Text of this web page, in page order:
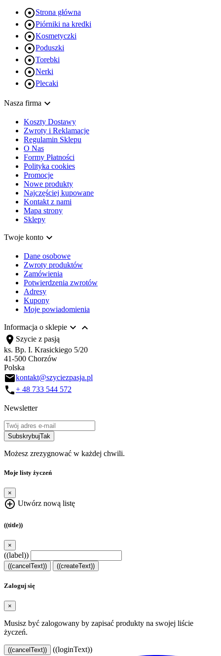
Strona główna
Piórniki na kredki
Kosmetyczki
Poduszki
Torebki
Nerki
Plecaki
Nasza firma 
Koszty Dostawy
Zwroty i Reklamacje
Regulamin Sklepu
O Nas
Formy Płatności
Polityka cookies
Promocje
Nowe produkty
Najczęściej kupowane
Kontakt z nami
Mapa strony
Sklepy
Twoje konto 
Dane osobowe
Zwroty produktów
Zamówienia
Potwierdzenia zwrotów
Adresy
Kupony
Moje powiadomienia
Informacja o sklepie  
location_on Szycie z pasją
ks. Bp. I. Krasickiego 5/20
41-500 Chorzów
Polska
emailkontakt@szyciezpasja.pl
call+ 48 733 544 572
Newsletter
SubskrybujTak
Możesz zrezygnować w każdej chwili.
Moje listy życzeń
×
add_circle_outline Utwórz nową listę
((title))
×
((label))
((cancelText)) ((createText))
Zaloguj się
×
Musisz być zalogowany by zapisać produkty na swojej liście
życzeń.
((cancelText)) ((loginText))